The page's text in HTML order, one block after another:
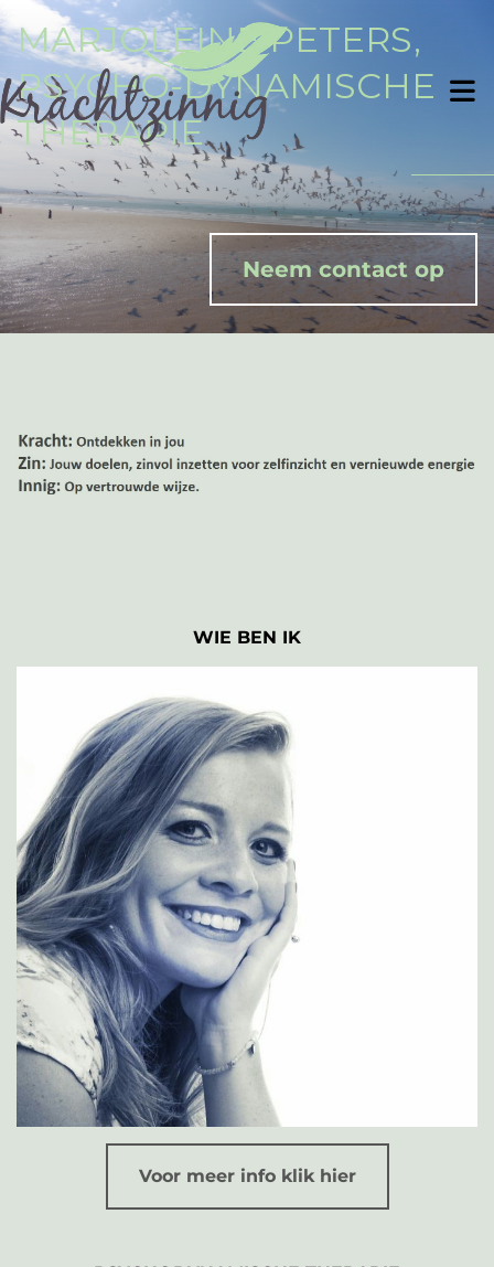
MARJOLEINE PETERS,
PSYCHO-DYNAMISCHE
THERAPIE
Neem contact op
WIE BEN IK
Voor meer info klik hier